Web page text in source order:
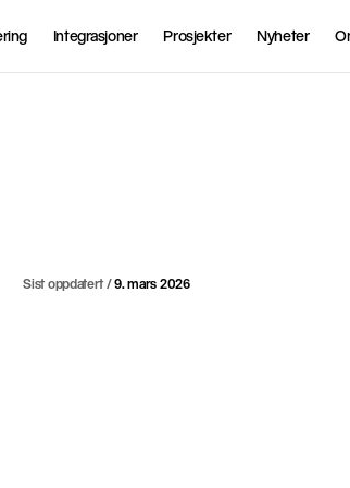
Integrasjoner Prosjekter Nyheter
Sist oppdatert / 9. mars 2026